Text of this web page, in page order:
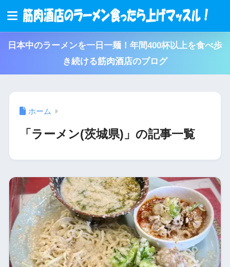
日本中のラーメンを一日一麺！年間400杯以上を食べ歩
き続ける筋肉酒店のブログ
ホーム
「ラーメン(茨城県)」の記事一覧